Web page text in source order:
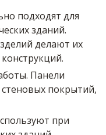
подходят для
зданий.
делают их
Панели
покрытий,
при